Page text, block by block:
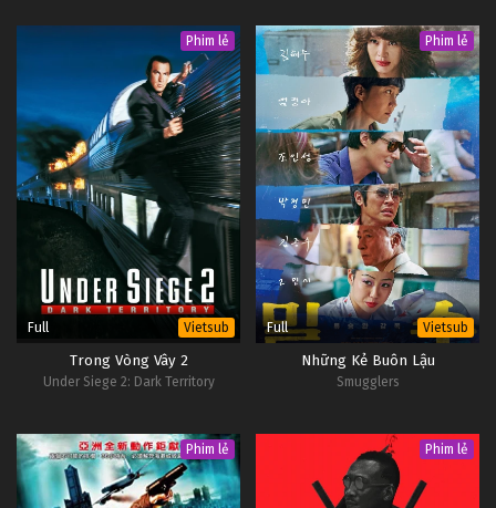
Phim lẻ
Full Vietsub
Trong Vòng Vây 2
Under Siege 2: Dark Territory
Phim lẻ
Full Vietsub
Những Kẻ Buôn Lậu
Smugglers
Phim lẻ Phim lẻ